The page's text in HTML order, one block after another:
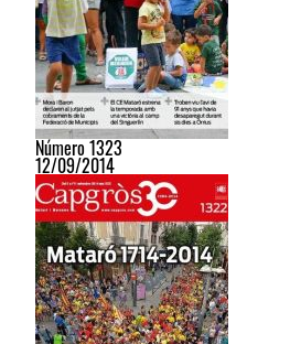
Número 1323
12/09/2014